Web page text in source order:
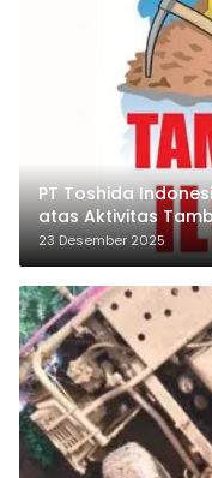
PT Toshida
atas Aktivitas
23 Desember 2025